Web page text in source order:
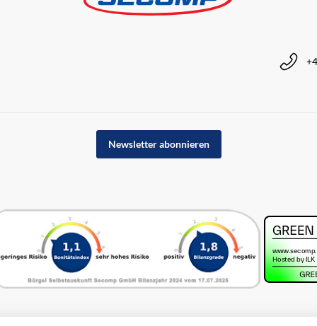
Newsletter abonnieren